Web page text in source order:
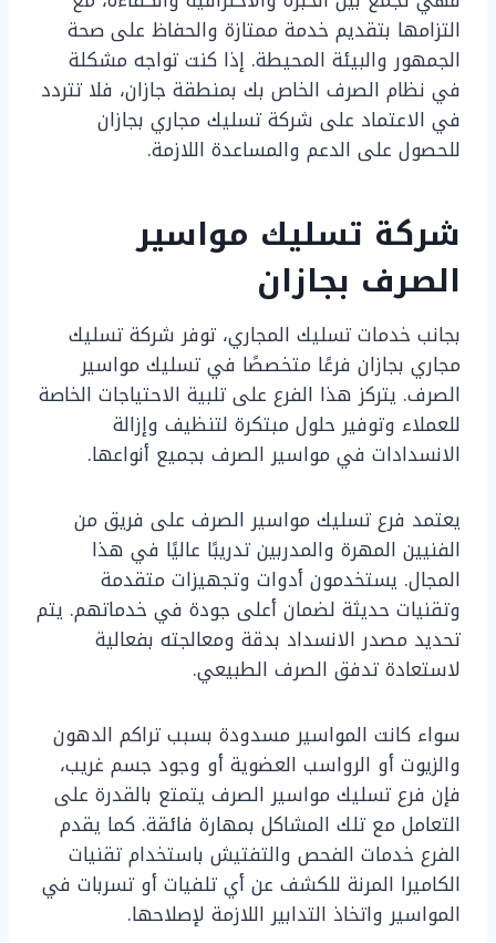
التزامها بتقديم خدمة ممتازة والحفاظ على صحة
الجمهور والبيئة المحيطة. إذا كنت تواجه مشكلة
في نظام الصرف الخاص بك بمنطقة جازان، فلا تتردد
في الاعتماد على شركة تسليك مجاري بجازان
للحصول على الدعم والمساعدة اللازمة.
شركة تسليك مواسير
الصرف بجازان
بجانب خدمات تسليك المجاري، توفر شركة تسليك
مجاري بجازان فرعًا متخصصًا في تسليك مواسير
الصرف. يتركز هذا الفرع على تلبية الاحتياجات الخاصة
للعملاء وتوفير حلول مبتكرة لتنظيف وإزالة
الانسدادات في مواسير الصرف بجميع أنواعها.
يعتمد فرع تسليك مواسير الصرف على فريق من
الفنيين المهرة والمدربين تدريبًا عاليًا في هذا
المجال. يستخدمون أدوات وتجهيزات متقدمة
وتقنيات حديثة لضمان أعلى جودة في خدماتهم. يتم
تحديد مصدر الانسداد بدقة ومعالجته بفعالية
لاستعادة تدفق الصرف الطبيعي.
سواء كانت المواسير مسدودة بسبب تراكم الدهون
والزيوت أو الرواسب العضوية أو وجود جسم غريب،
فإن فرع تسليك مواسير الصرف يتمتع بالقدرة على
التعامل مع تلك المشاكل بمهارة فائقة. كما يقدم
الفرع خدمات الفحص والتفتيش باستخدام تقنيات
الكاميرا المرنة للكشف عن أي تلفيات أو تسربات في
المواسير واتخاذ التدابير اللازمة لإصلاحها.